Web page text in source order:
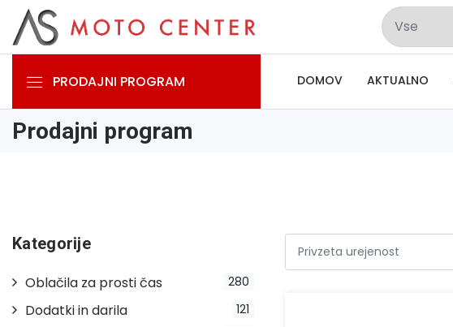
PRODAJNI PROGRAM DOMOV AKTUALNO
Prodajni program
Kategorije
280
Oblačila za prosti čas
121
Dodatki in darila